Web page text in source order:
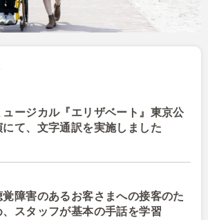
ュージカル『エリザベート』東京公
にて、文字通訳を実施しました
覚障害のあるお客さまへの接客のた
、スタッフが基本の手話を学習